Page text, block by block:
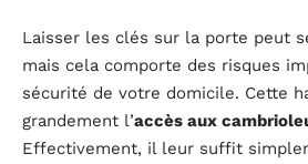
Laisser les clés sur la porte peut
mais cela comporte des risques
sécurité de votre domicile. Cette
grandement l’accès aux
Effectivement, il leur suffit